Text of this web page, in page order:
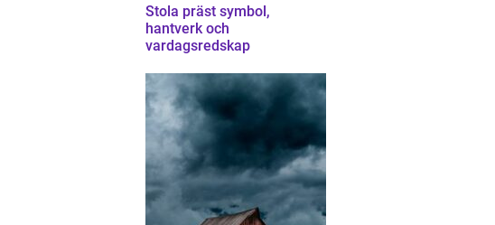
Stola präst symbol,
hantverk och
vardagsredskap